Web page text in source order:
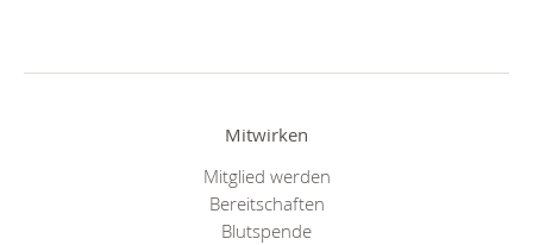
Mitwirken
Mitglied werden
Bereitschaften
Blutspende